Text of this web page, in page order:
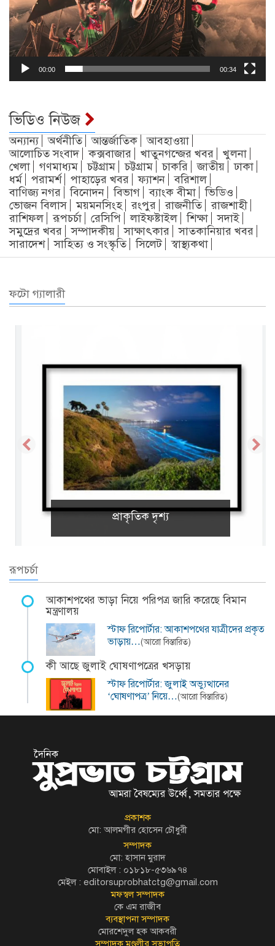
00:00 00:34
ভিডিও নিউজ
অন্যান্য অর্থনীতি আন্তর্জাতিক
আবহাওয়া
আলোচিত সংবাদ
কক্সবাজার খাতুনগন্জের খবর
খুলনা
খেলা
গণমাধ্যম চট্টগ্রাম চট্টগ্রাম চাকরি জাতীয়
ঢাকা
ধর্ম
পরামর্শ পাহাড়ের খবর ফ্যাশন
বরিশাল
বাণিজ্য নগর
বিনোদন বিভাগ ব্যাংক বীমা
ভিডিও
ভোজন বিলাস
ময়মনসিংহ রংপুর রাজনীতি
রাজশাহী
রাশিফল
রূপচর্চা রেসিপি লাইফষ্টাইল শিক্ষা
সদাই
সমুদ্রের খবর
সম্পাদকীয় সাক্ষাৎকার
সাতকানিয়ার খবর
সারাদেশ
সাহিত্য ও সংস্কৃতি সিলেট স্বাস্থ্যকথা
ফটো গ্যালারী
প্রাকৃতিক দৃশ্য
রূপচর্চা
আকাশপথের ভাড়া নিয়ে পরিপত্র জারি করেছে বিমান
মন্ত্রণালয়
স্টাফ রিপোর্টার: আকাশপথের যাত্রীদের প্রকৃত
ভাড়ায়…(আরো বিস্তারিত)
কী আছে জুলাই ঘোষণাপত্রের খসড়ায়
স্টাফ রিপোর্টার: জুলাই অভ্যুত্থানের
‘ঘোষণাপত্র’ নিয়ে…(আরো বিস্তারিত)
প্রকাশক
মো: আলমগীর হোসেন চৌধুরী
সম্পাদক
মো: হাসান মুরাদ
মোবাইল : ০১৮১৮-৫৩৬৯৭৪
মেইল : editorsuprobhatctg@gmail.com
মফস্বল সম্পাদক
কে এম রাজীব
ব্যবস্থাপনা সম্পাদক
মোরশেদুল হক আকবরী
সম্পাদক মণ্ডলীর সভাপতি